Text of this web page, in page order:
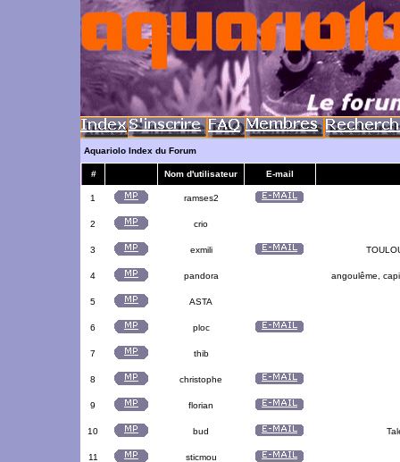
Aquariolo Index du Forum
# Nom d'utilisateur E-mail
1 ramses2
2 crio
3 exmili
4 pandora angoulême,
5 ASTA
6 ploc
7 thib
8 christophe
9 florian
10 bud
11 sticmou